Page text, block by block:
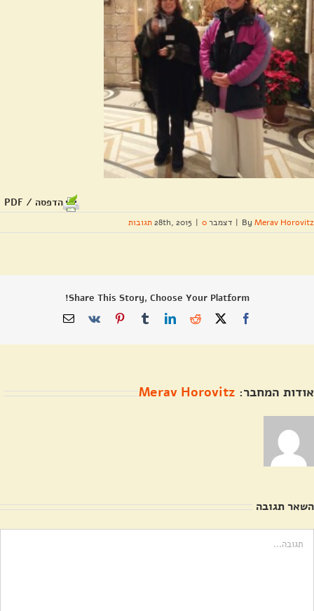
הדפסה / PDF
By Merav Horovitz
| דצמבר 28th, 2015 | 0 תגובות
Share This Story, Choose Your Platform!
Facebook
X
Reddit
LinkedIn
Tumblr
Pinterest
Vk
כתובת
אודות המחבר: Merav Horovitz
השאר תגובה